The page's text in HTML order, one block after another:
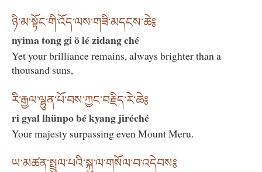
ཉི་མ་སྟོང་གི་འོད་ལས་གཟི་མདངས་ཆེ༔
nyima tong gi ö lé zidang ché
Yet your brilliance remains, always brighter than a
thousand suns,
རི་རྒྱལ་ལྷུན་པོ་བས་ཀྱང་བརྗིད་རེ་ཆེ༔
ri gyal lhünpo bé kyang jiréché
Your majesty surpassing even Mount Meru.
ཡ་མཚན་སྤྲུལ་པའི་སྐུ་ལ་གསོལ་བ་འདེབས༔